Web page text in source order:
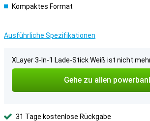
Kompaktes Format
Ausführliche Spezifikationen
XLayer 3-In-1 Lade-Stick Weiß ist nicht
Gehe zu allen
31 Tage kostenlose Rückgabe